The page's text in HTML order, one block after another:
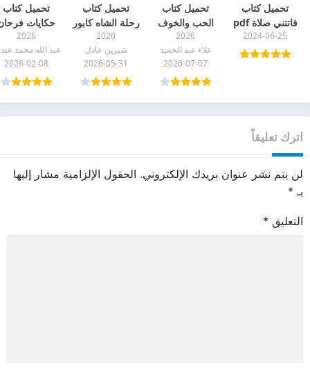
تحميل كتاب
فاتتني صلاة pdf
2024-06-25
تحميل كتاب
الحب والخوف
pdf
2026
علاء عبد الحميد
2026-07-07
تحميل كتاب
رحلة الشاه كابور
pdf
2026
شيرين عادل
2026-05-31
تحميل كتاب
حكايات
مع القرآن
قد سمع) pdf
2026
2026-02-08
اترك تعليقاً
لن يتم نشر عنوان بريدك الإلكتروني. الحقول الإلزامية مشار إليها
بـ *
التعليق *